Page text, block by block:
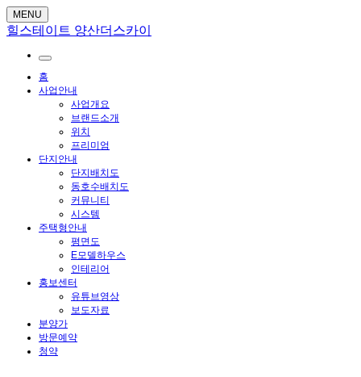
MENU
힐스테이트 양산더스카이
홈
사업안내
사업개요
브랜드소개
위치
프리미엄
단지안내
단지배치도
동호수배치도
커뮤니티
시스템
주택형안내
평면도
E모델하우스
인테리어
홍보센터
유튜브영상
보도자료
분양가
방문예약
청약